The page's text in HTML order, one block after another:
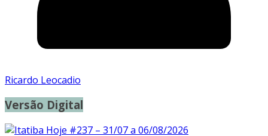
Ricardo Leocadio
Versão Digital